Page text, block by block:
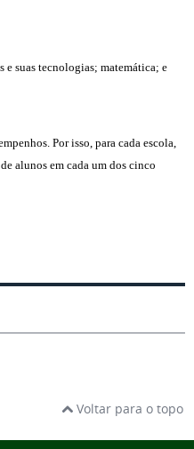
suas tecnologias; matemática; e
Por isso, para cada escola,
alunos em cada um dos cinco
Voltar para o topo